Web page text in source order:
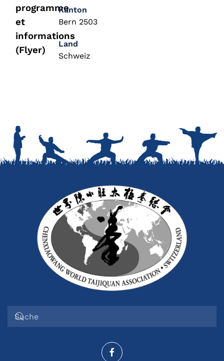
programme
et
informations
(Flyer)
Kanton
Bern 2503
Land
Schweiz